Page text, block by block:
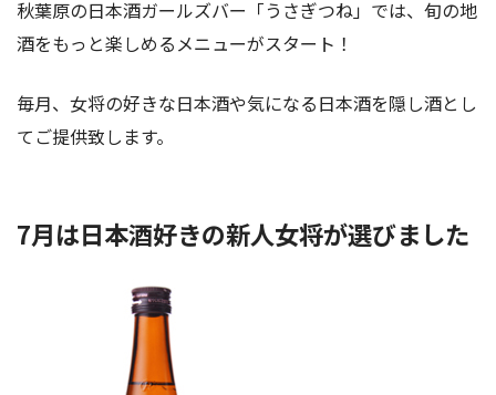
秋葉原の日本酒ガールズバー「うさぎつね」では、旬の地
酒をもっと楽しめるメニューがスタート！
毎月、女将の好きな日本酒や気になる日本酒を隠し酒とし
てご提供致します。
7月は日本酒好きの新人女将が選びました